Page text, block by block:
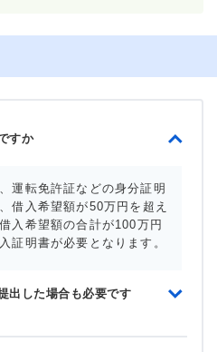
すか
運転免許証などの身分証明
借入希望額が50万円を超え
入希望額の合計が100万円
証明書が必要となります。
出した場合も必要です